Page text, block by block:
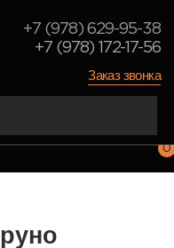
+7 (978) 629-95-38
+7 (978) 172-17-56
Заказ звонка
0